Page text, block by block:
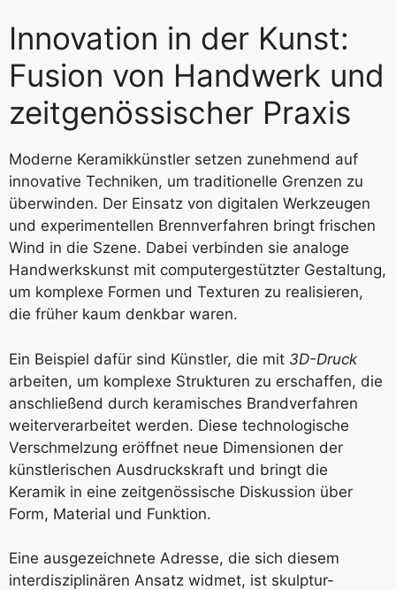
Innovation in der Kunst:
Fusion von Handwerk und
zeitgenössischer Praxis
Moderne Keramikkünstler setzen zunehmend auf
innovative Techniken, um traditionelle Grenzen zu
überwinden. Der Einsatz von digitalen Werkzeugen
und experimentellen Brennverfahren bringt frischen
Wind in die Szene. Dabei verbinden sie analoge
Handwerkskunst mit computergestützter Gestaltung,
um komplexe Formen und Texturen zu realisieren,
die früher kaum denkbar waren.
Ein Beispiel dafür sind Künstler, die mit 3D-Druck
arbeiten, um komplexe Strukturen zu erschaffen, die
anschließend durch keramisches Brandverfahren
weiterverarbeitet werden. Diese technologische
Verschmelzung eröffnet neue Dimensionen der
künstlerischen Ausdruckskraft und bringt die
Keramik in eine zeitgenössische Diskussion über
Form, Material und Funktion.
Eine ausgezeichnete Adresse, die sich diesem
interdisziplinären Ansatz widmet, ist skulptur-